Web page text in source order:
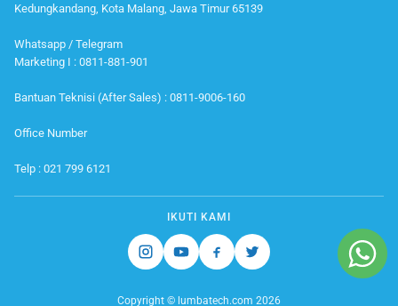
Kedungkandang, Kota Malang, Jawa Timur 65139
Whatsapp / Telegram
Marketing I : 0811-881-901
Bantuan Teknisi (After Sales) : 0811-9006-160
Office Number
Telp : 021 799 6121
IKUTI KAMI
Instagram
YoutubeFacebook
Twitter
Copyright © lumbatech.com 2026